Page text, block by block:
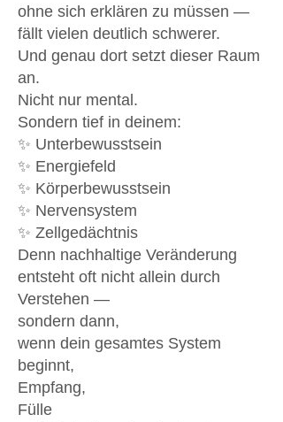
ohne sich erklären zu müssen —
fällt vielen deutlich schwerer.
Und genau dort setzt dieser Raum
an.
Nicht nur mental.
Sondern tief in deinem:
✨ Unterbewusstsein
✨ Energiefeld
✨ Körperbewusstsein
✨ Nervensystem
✨ Zellgedächtnis
Denn nachhaltige Veränderung
entsteht oft nicht allein durch
Verstehen —
sondern dann,
wenn dein gesamtes System
beginnt,
Empfang,
Fülle